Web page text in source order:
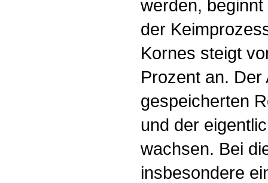
werden,
der
Kornes steigt
Prozent an.
gespeicherten
und der
wachsen. Bei
insbesondere